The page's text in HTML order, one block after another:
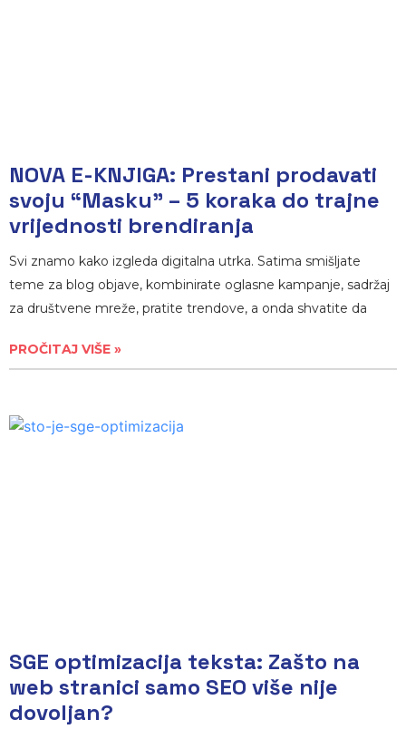
NOVA E-KNJIGA: Prestani prodavati
svoju “Masku” – 5 koraka do trajne
vrijednosti brendiranja
Svi znamo kako izgleda digitalna utrka. Satima smišljate
teme za blog objave, kombinirate oglasne kampanje, sadržaj
za društvene mreže, pratite trendove, a onda shvatite da
PROČITAJ VIŠE »
SGE optimizacija teksta: Zašto na
web stranici samo SEO više nije
dovoljan?